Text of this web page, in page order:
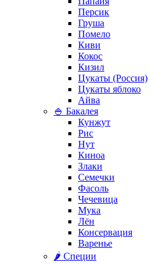
Персик
Груша
Помело
Киви
Кокос
Кизил
Цукаты (Россия)
Цукаты яблоко
Айва
🍚 Бакалея
Кунжут
Рис
Нут
Киноа
Злаки
Семечки
Фасоль
Чечевица
Мука
Лён
Консервация
Варенье
🌶️ Специи